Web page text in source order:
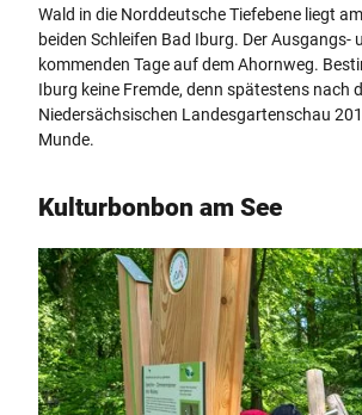
Wald in die Norddeutsche Tiefebene liegt
beiden Schleifen Bad Iburg. Der Ausgangs-
kommenden Tage auf dem Ahornweg.
Iburg keine Fremde, denn spätestens nach
Niedersächsischen Landesgartenschau
Munde.
Kulturbonbon am See